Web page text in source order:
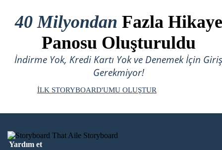
40 Milyondan Fazla Hikaye
Panosu Oluşturuldu
İndirme Yok, Kredi Kartı Yok ve Denemek İçin Giriş
Gerekmiyor!
İLK STORYBOARD'UMU OLUŞTUR
Yardım et